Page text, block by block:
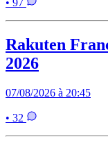
• 97
Rakuten
2026
07/08/2026 à 20:45
• 32